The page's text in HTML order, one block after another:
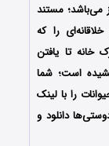
می‌باشد؛ مستند
را که
خانه تا یافتن
است؛ شما
را با لینک
دانلود و